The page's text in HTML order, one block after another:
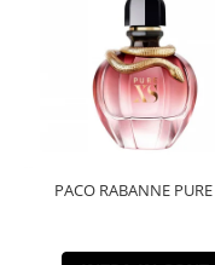
PACO RABANNE